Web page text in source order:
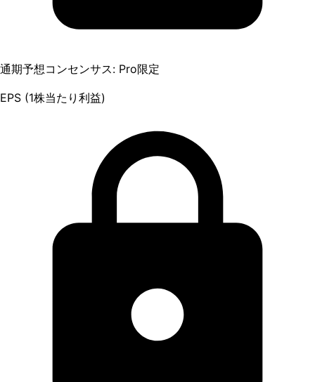
通期予想コンセンサス: Pro限定
EPS (1株当たり利益)